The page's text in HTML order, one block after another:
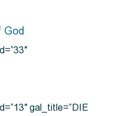
God
gal_title=”DIE